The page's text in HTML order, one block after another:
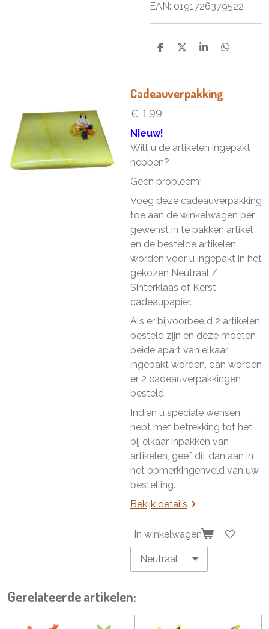
EAN: 0191726379522
D
D
S
e
D
Cadeauverpakking
€ 1,99
Nieuw!
Wilt u de artikelen ingepakt
hebben?
Geen probleem!
Voeg deze cadeauverpakking
toe aan de winkelwagen per
gewenst in te pakken artikel
en de bestelde artikelen
worden voor u ingepakt in het
gekozen Neutraal /
Sinterklaas of Kerst
cadeaupapier.
Als er bijvoorbeeld 2 artikelen
besteld zijn en deze moeten
beide apart van elkaar
ingepakt worden, dan worden
er 2 cadeauverpakkingen
besteld.
Indien u speciale wensen
hebt met betrekking tot het
bij elkaar inpakken van
artikelen, geef dit dan aan in
het opmerkingenveld van uw
bestelling.
Bekijk details
In winkelwagen
Gerelateerde artikelen: